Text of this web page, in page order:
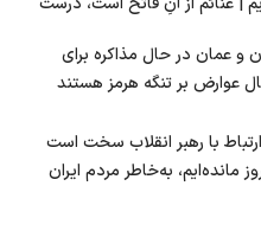
و عمان در حال مذاکره برای
عوارض بر تنگه هرمز هستند
با رهبر انقلاب سخت است
مانده‌ایم، به‌خاطر مردم ایران